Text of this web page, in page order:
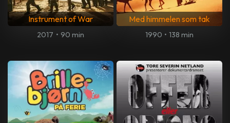
Instrument of War
2017 • 90 min
Med himmelen som tak
1990 • 138 min